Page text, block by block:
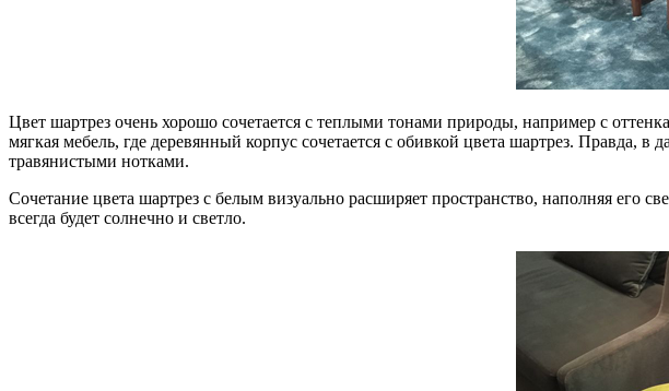
Цвет шартрез очень хорошо сочетается с теплыми тонами природы, например с
мягкая мебель, где деревянный корпус сочетается с обивкой цвета шартрез. Правда,
травянистыми нотками.
Сочетание цвета шартрез с белым визуально расширяет пространство, наполняя его
всегда будет солнечно и светло.